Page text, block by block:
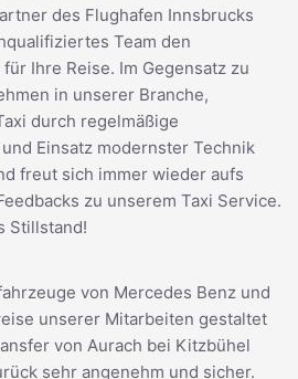
des Flughafen Innsbrucks
Team den
Ihre Reise. Im Gegensatz zu
in unserer Branche,
durch regelmäßige
Einsatz modernster Technik
freut sich immer wieder aufs
zu unserem Taxi Service.
Stillstand!
von Mercedes Benz und
unserer Mitarbeiten gestaltet
von Aurach bei Kitzbühel
sehr angenehm und sicher.